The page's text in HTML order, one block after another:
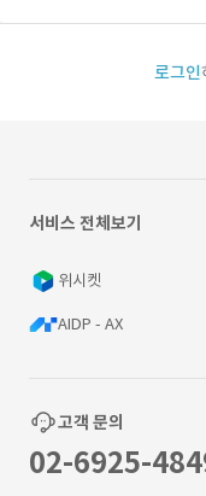
로그인
서비스 전체보기
위시켓
AIDP - AX
고객 문의
02-6925-